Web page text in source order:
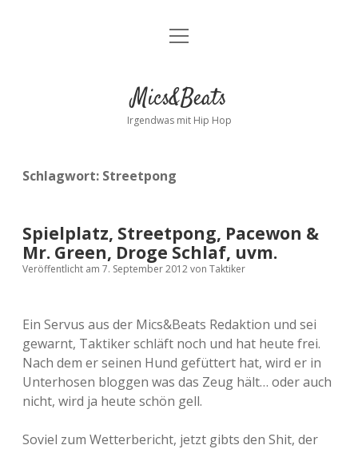
Kontakt
facebookinstagram
bandcamp
spotify
Menü
Mics&Beats
Irgendwas mit Hip Hop
Schlagwort: Streetpong
Spielplatz, Streetpong, Pacewon &
Mr. Green, Droge Schlaf, uvm.
Veröffentlicht am 7. September 2012von Taktiker
Ein Servus aus der Mics&Beats Redaktion und sei
gewarnt, Taktiker schläft noch und hat heute frei.
Nach dem er seinen Hund gefüttert hat, wird er in
Unterhosen bloggen was das Zeug hält… oder auch
nicht, wird ja heute schön gell.
Soviel zum Wetterbericht, jetzt gibts den Shit, der